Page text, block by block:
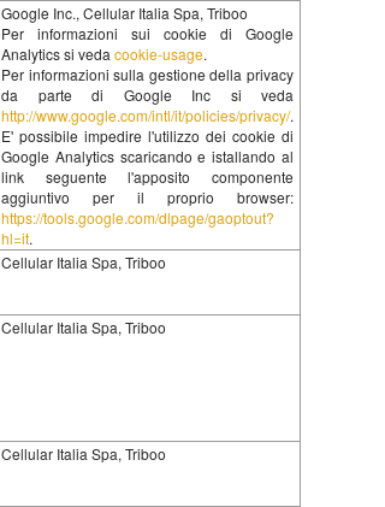
Google Inc., Cellular Italia Spa, Triboo
Per informazioni sui cookie di Google
Analytics si veda cookie-usage.
Per informazioni sulla gestione della privacy
da parte di Google Inc si veda
http://www.google.com/intl/it/policies/privacy/.
E' possibile impedire l'utilizzo dei cookie di
Google Analytics scaricando e istallando al
link seguente l'apposito componente
aggiuntivo per il proprio browser:
https://tools.google.com/dlpage/gaoptout?
hl=it.
Cellular Italia Spa, Triboo
Cellular Italia Spa, Triboo
Cellular Italia Spa, Triboo